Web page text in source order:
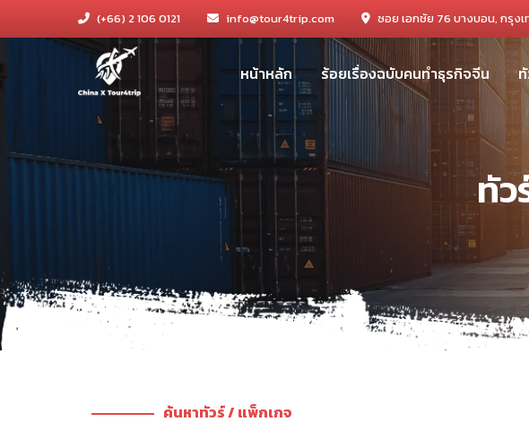
(+66) 2 106 0121 info@tour4trip.com ซอย เอกชัย 76 บางบอน, กรุง
หน้าหลัก ร้อยเรื่องฉบับคนทำธุรกิจจีน
ทั
ค้นหาทัวร์ / แพ็กเกจ